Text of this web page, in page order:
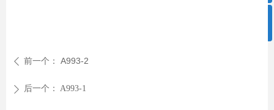
ꄴ 前一个： A993-2
ꄲ 后一个： A993-1